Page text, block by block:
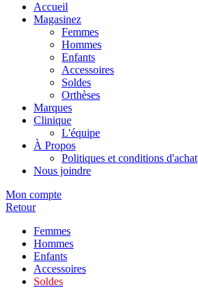
Accueil
Magasinez
Femmes
Hommes
Enfants
Accessoires
Soldes
Orthèses
Marques
Clinique
L'équipe
À Propos
Politiques et conditions d'achat
Nous joindre
Mon compte
Retour
Femmes
Hommes
Enfants
Accessoires
Soldes